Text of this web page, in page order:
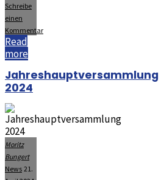
Schreibe
einen
Kommentar
Read
more"Maiwanderung
2024"
Jahreshauptversammlung
2024
Moritz
Bungert
News 21.